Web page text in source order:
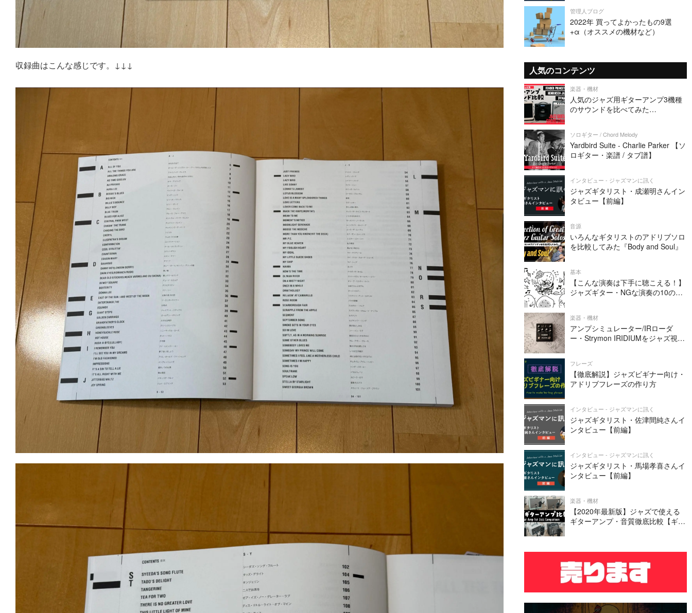
収録曲はこんな感じです。↓↓↓
管理人ブログ
2022年 買ってよかったもの9選
+α（オススメの機材など）
人気のコンテンツ
楽器・機材
人気のジャズ用ギターアンプ3機種
のサウンドを比べてみた
MARK JAZZ 12）
ソロギター / Chord Melody
Yardbird Suite - Charlie Parker 【ソ
ロギター・楽譜 / タブ譜】
インタビュー - ジャズマンに訊く
ジャズギタリスト・成瀬明さんイン
タビュー【前編】
音源
いろんなギタリストのアドリブソロ
を比較してみた『Body and Soul』
基本
【こんな演奏は下手に聴こえる！】
ジャズギター・NGな演奏の10の条
楽器・機材
アンプシミュレーター/IRローダ
ー・Strymon IRIDIUMをジャズ視点
フレーズ
【徹底解説】ジャズビギナー向け・
アドリブフレーズの作り方
インタビュー - ジャズマンに訊く
ジャズギタリスト・佐津間純さんイ
ンタビュー【前編】
インタビュー - ジャズマンに訊く
ジャズギタリスト・馬場孝喜さんイ
ンタビュー【前編】
楽器・機材
【2020年最新版】ジャズで使える
ギターアンプ・音質徹底比較【ギタ